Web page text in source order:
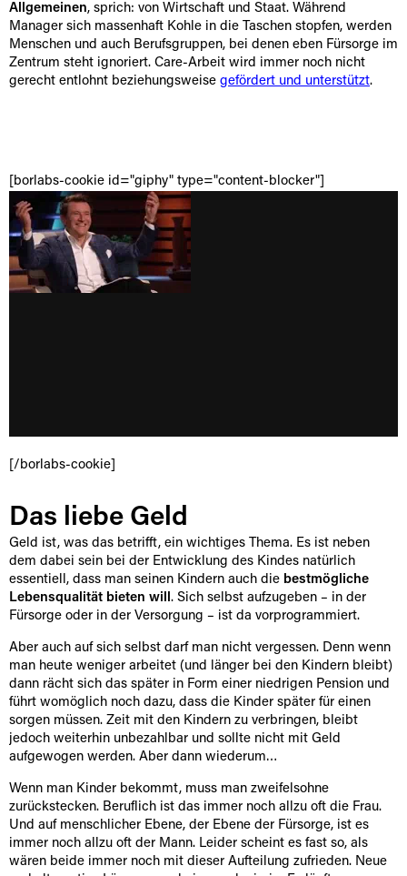
Allgemeinen, sprich: von Wirtschaft und Staat. Während
Manager sich massenhaft Kohle in die Taschen stopfen, werden
Menschen und auch Berufsgruppen, bei denen eben Fürsorge im
Zentrum steht ignoriert. Care-Arbeit wird immer noch nicht
gerecht entlohnt beziehungsweise gefördert und unterstützt.
[borlabs-cookie id="giphy" type="content-blocker"]
[/borlabs-cookie]
Das liebe Geld
Geld ist, was das betrifft, ein wichtiges Thema. Es ist neben
dem dabei sein bei der Entwicklung des Kindes natürlich
essentiell, dass man seinen Kindern auch die bestmögliche
Lebensqualität bieten will . Sich selbst aufzugeben – in der
Fürsorge oder in der Versorgung – ist da vorprogrammiert.
Aber auch auf sich selbst darf man nicht vergessen. Denn wenn
man heute weniger arbeitet (und länger bei den Kindern bleibt)
dann rächt sich das später in Form einer niedrigen Pension und
führt womöglich noch dazu, dass die Kinder später für einen
sorgen müssen. Zeit mit den Kindern zu verbringen, bleibt
jedoch weiterhin unbezahlbar und sollte nicht mit Geld
aufgewogen werden. Aber dann wiederum…
Wenn man Kinder bekommt, muss man zweifelsohne
zurückstecken. Beruflich ist das immer noch allzu oft die Frau.
Und auf menschlicher Ebene, der Ebene der Fürsorge, ist es
immer noch allzu oft der Mann. Leider scheint es fast so, als
wären beide immer noch mit dieser Aufteilung zufrieden. Neue